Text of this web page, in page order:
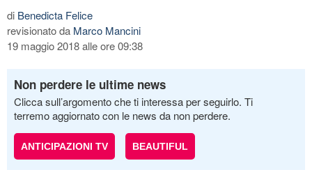
di Benedicta Felice
revisionato da Marco Mancini
19 maggio 2018 alle ore 09:38
Non perdere le ultime news
Clicca sull’argomento che ti interessa per seguirlo. Ti
terremo aggiornato con le news da non perdere.
ANTICIPAZIONI TV BEAUTIFUL